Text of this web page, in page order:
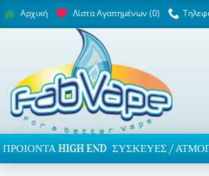
Αρχική Λίστα Αγαπημένων (0)
ΠΡΟΙΌΝΤΑ HIGH END ΣΥΣΚΕΥΈΣ /